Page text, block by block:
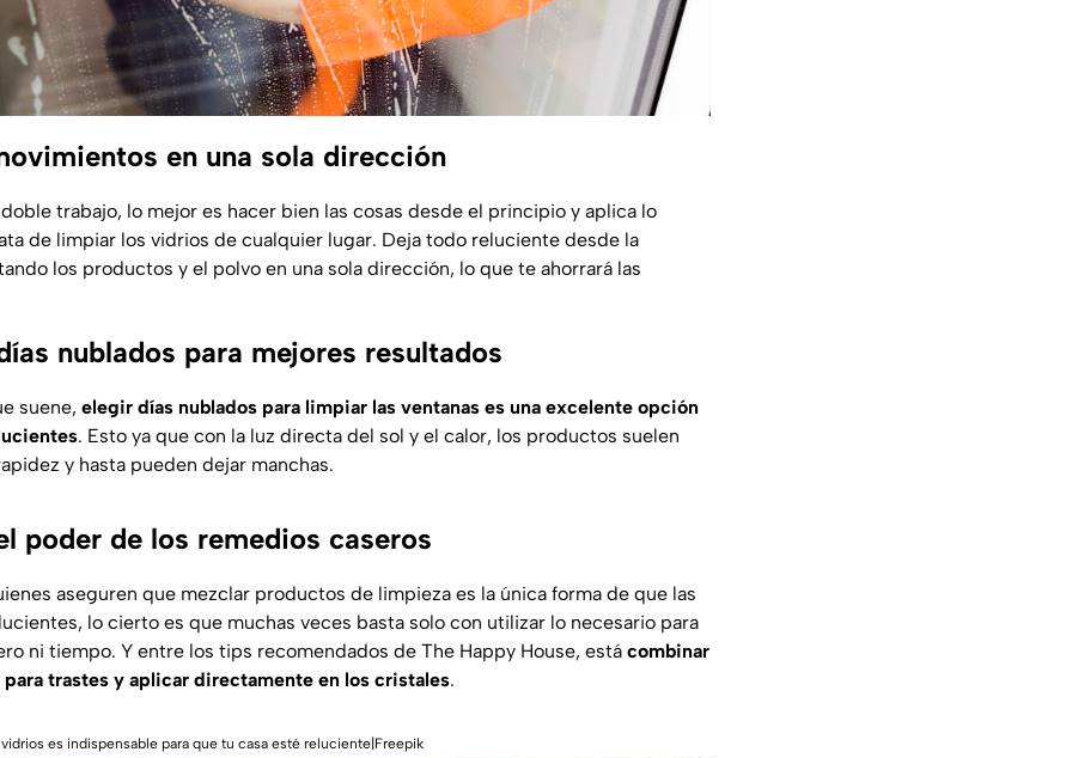
en una sola dirección
trabajo, lo mejor es hacer bien las cosas desde el principio y aplica lo
de limpiar los vidrios de cualquier lugar. Deja todo reluciente desde la
los productos y el polvo en una sola dirección, lo que te ahorrará las
nublados para mejores resultados
suene, elegir días nublados para limpiar las ventanas es una excelente opción
. Esto ya que con la luz directa del sol y el calor, los productos suelen
y hasta pueden dejar manchas.
poder de los remedios caseros
aseguren que mezclar productos de limpieza es la única forma de que las
lo cierto es que muchas veces basta solo con utilizar lo necesario para
ni tiempo. Y entre los tips recomendados de The Happy House, está combinar
para trastes y aplicar directamente en los cristales.
es indispensable para que tu casa esté reluciente|Freepik